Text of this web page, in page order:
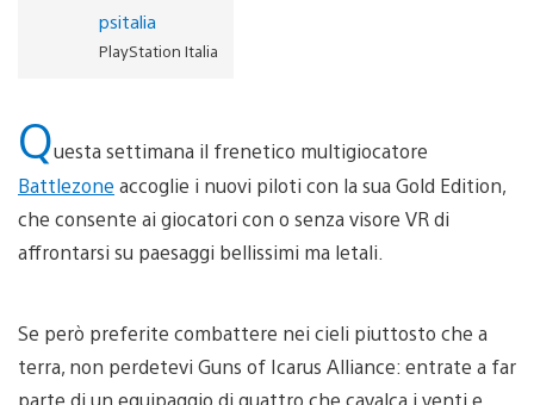
psitalia
PlayStation Italia
Questa settimana il frenetico multigiocatore
Battlezone accoglie i nuovi piloti con la sua Gold Edition,
che consente ai giocatori con o senza visore VR di
affrontarsi su paesaggi bellissimi ma letali.
Se però preferite combattere nei cieli piuttosto che a
terra, non perdetevi Guns of Icarus Alliance: entrate a far
parte di un equipaggio di quattro che cavalca i venti e